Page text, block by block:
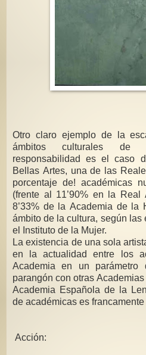
Otro claro ejemplo de la
ámbitos culturales de
responsabilidad es el caso
Bellas Artes, una de las
porcentaje de! académicas
(frente al 11’90% en la Real
8’33% de la Academia de la
ámbito de la cultura, según las
el Instituto de la Mujer.
La existencia de una sola
en la actualidad entre los
Academia en un
parangón con otras
Academia Española de la
de académicas es
Acción: